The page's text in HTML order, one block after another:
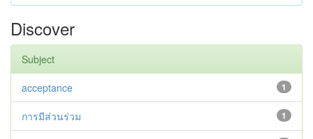
Discover
Subject
1
acceptance
1
การมีส่วนร่วม